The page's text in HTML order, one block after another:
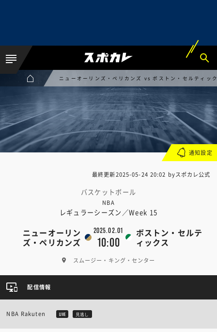
ニューオーリンズ・ペリカンズ vs ボストン・セルティッ
最終更新2025-05-24 20:02 byスポカレ公式
バスケットボール
NBA
レギュラーシーズン／Week 15
ニューオーリン
ズ・ペリカンズ
2025.02.01
10:00
ボストン・セルテ
ィックス
スムージー・キング・センター
通知設定
配信情報
NBA Rakuten LIVE 見逃し